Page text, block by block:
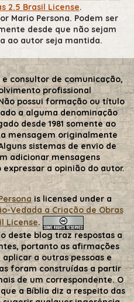
2.5 Brasil License.
Mario Persona. Podem ser
desde que não sejam
ao autor seja mantida.
consultor de comunicação,
profissional
possui formação ou título
a alguma denominação
desde 1981 somente ao
mensagem originalmente
sistemas de envio de
adicionar mensagens
a opinião do autor.
is licensed under a
Vedada a Criação de Obras
License.
deste blog traz respostas a
portanto as afirmações
a outras pessoas e
foram construídas a partir
de um correspondente. O
a Bíblia diz a respeito das